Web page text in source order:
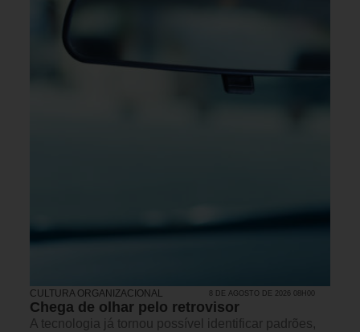
CULTURA ORGANIZACIONAL 8 DE AGOSTO DE 2026 08H00
Chega de olhar pelo retrovisor
A tecnologia já tornou possível identificar padrões,